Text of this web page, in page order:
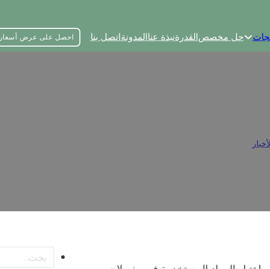
حل مخصصالقدرةنبذة عناالمدونةاتصل بنا احصل على عرض أسعار
بحث